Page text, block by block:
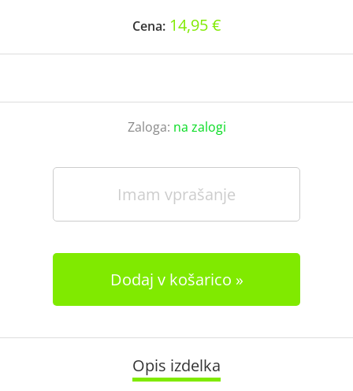
Cena: 14,95 €
Zaloga: na zalogi
Imam vprašanje
Dodaj v košarico
Opis izdelka